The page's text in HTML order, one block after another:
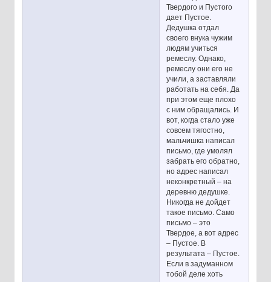
Твердого и Пустого
дает Пустое.
Дедушка отдал
своего внука чужим
людям учиться
ремеслу. Однако,
ремеслу они его не
учили, а заставляли
работать на себя. Да
при этом еще плохо
с ним обращались. И
вот, когда стало уже
совсем тягостно,
мальчишка написал
письмо, где умолял
забрать его обратно,
но адрес написал
неконкретный – на
деревню дедушке.
Никогда не дойдет
такое письмо. Само
письмо – это
Твердое, а вот адрес
– Пустое. В
результата – Пустое.
Если в задуманном
тобой деле хоть